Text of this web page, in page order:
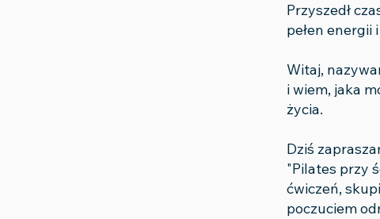
Przyszedł
pełen energii
Witaj,
i wiem, jaka
życia.
Dziś
"Pilates przy
ćwiczeń,
poczuciem